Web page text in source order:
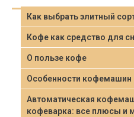
Как выбрать элитный
Кофе как средство для
О пользе кофе
Особенности кофемашин
Автоматическая
кофеварка: все плюсы и